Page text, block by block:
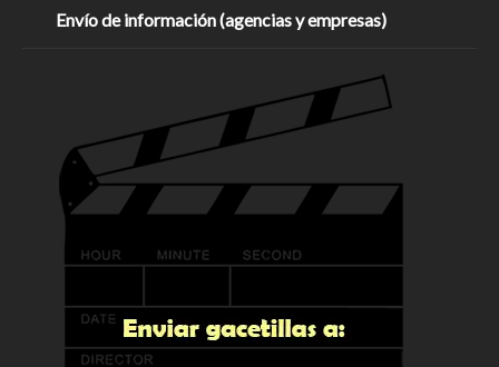
Envío de información (agencias y empresas)